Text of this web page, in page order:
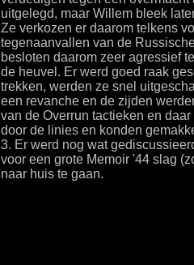
uitgelegd, maar Willem bleek
Ze verkozen er daarom telkens
tegenaanvallen van de
besloten daarom zeer agressief
de heuvel. Er werd goed raak
trekken, werden ze snel
een revanche en de zijden
van de Overrun tactieken en
door de linies en konden
3. Er werd nog wat
voor een grote Memoir '44 slag
naar huis te gaan.